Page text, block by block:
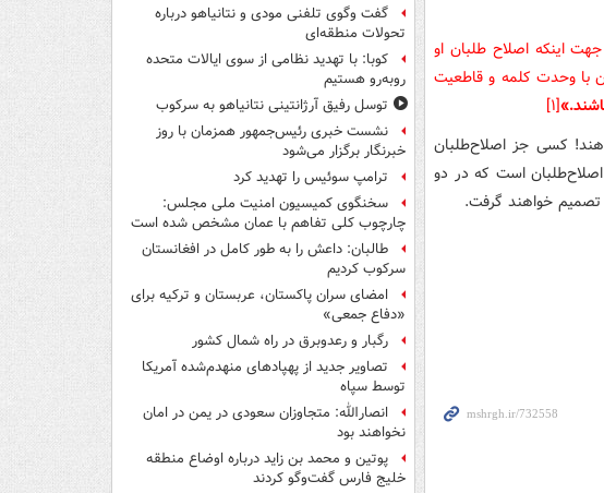
اینکه اصلاح طلبان او
با وحدت کلمه و قاطعیت
[۱]
کسی جز اصلاح‌طلبان
است که در دو
گفت وگوی تلفنی مودی و نتانیاهو درباره
تحولات منطقه‌ای
کوبا: با تهدید نظامی از سوی ایالات متحده
روبه‌رو هستیم
توسل رفیق آرژانتینی نتانیاهو به سرکوب
نشست خبری رئیس‌جمهور همزمان با روز
خبرنگار برگزار می‌شود
ترامپ سوئیس را تهدید کرد
سخنگوی کمیسیون امنیت ملی مجلس:
چارچوب کلی تفاهم با عمان مشخص شده است
طالبان: داعش را به طور کامل در افغانستان
سرکوب کردیم
امضای سران پاکستان، عربستان و ترکیه برای
«دفاع جمعی»
رگبار و رعدوبرق در راه شمال کشور
تصاویر جدید از پهپادهای منهدم‌شده آمریکا
توسط سپاه
انصارالله: متجاوزان سعودی در یمن در امان
نخواهند بود
پوتین و محمد بن زاید درباره اوضاع منطقه
خلیج فارس گفت‌وگو کردند